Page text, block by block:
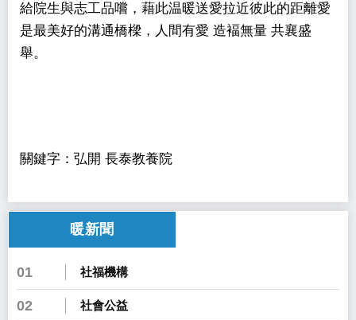
給院生與志工品嚐，藉此温暖送愛拉近彼此的距離愛
是最美好的溝通橋樑，人間有愛 造褔無量 共襄盛
舉。
關鍵字：弘開 長泰教養院
暖新聞
01 社福機構
02 社會公益